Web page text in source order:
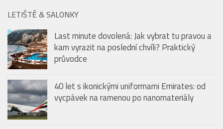
LETIŠTĚ & SALONKY
Last minute dovolená: Jak vybrat tu pravou a
kam vyrazit na poslední chvíli? Praktický
průvodce
40 let s ikonickými uniformami Emirates: od
vycpávek na ramenou po nanomateriály